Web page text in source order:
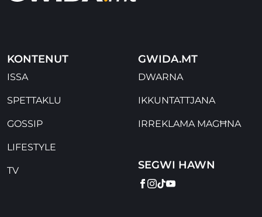
KONTENUT
ISSA
SPETTAKLU
GOSSIP
LIFESTYLE
TV
GWIDA.MT
DWARNA
IKKUNTATTJANA
IRREKLAMA MAGĦNA
SEGWI HAWN
FACEBOOK
INSTAGRAM
TIKTOK
YOUTUBE